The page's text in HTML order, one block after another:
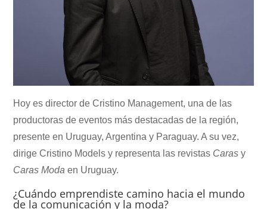
Hoy es director de Cristino Management, una de las
productoras de eventos más destacadas de la región,
presente en Uruguay, Argentina y Paraguay. A su vez,
dirige Cristino Models y representa las revistas Caras y
Caras Moda en Uruguay.
¿Cuándo emprendiste camino hacia el mundo
de la comunicación y la moda?